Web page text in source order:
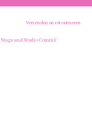
Verzenden en retourneren
Stage and Studio Comm.V.